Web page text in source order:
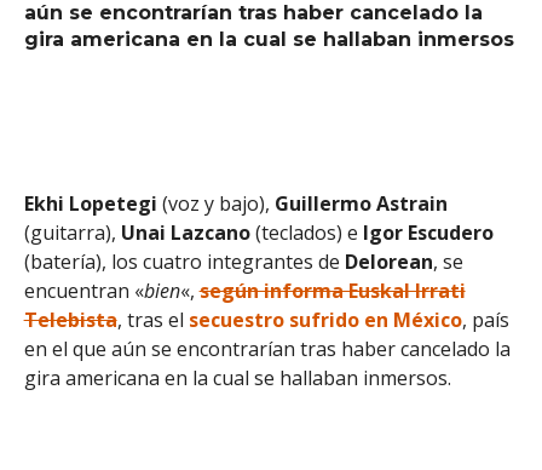
aún se encontrarían tras haber cancelado la
gira americana en la cual se hallaban inmersos
Ekhi Lopetegi (voz y bajo), Guillermo Astrain
(guitarra), Unai Lazcano(teclados) e Igor Escudero
(batería), los cuatro integrantes de Delorean, se
encuentran «bien«,según informa Euskal Irrati
Telebista, tras el secuestro sufrido en México, país
en el que aún se encontrarían tras haber cancelado la
gira americana en la cual se hallaban inmersos.